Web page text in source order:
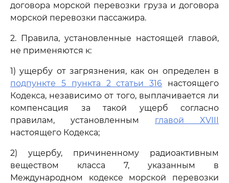
договора морской перевозки груза и договора
морской перевозки пассажира.
2. Правила, установленные настоящей главой,
не применяются к:
1) ущербу от загрязнения, как он определен в
подпункте 5 пункта 2 статьи 316 настоящего
Кодекса, независимо от того, выплачивается ли
компенсация за такой ущерб согласно
правилам, установленным главой XVIII
настоящего Кодекса;
2) ущербу, причиненному радиоактивным
веществом класса 7, указанным в
Международном кодексе морской перевозки